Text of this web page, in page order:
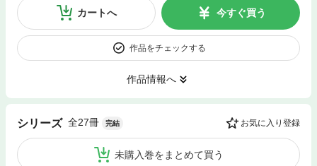
カートへ 今すぐ買う
作品をチェックする
作品情報へ
シリーズ 全27冊 完結 お気に入り登録
未購入巻をまとめて買う